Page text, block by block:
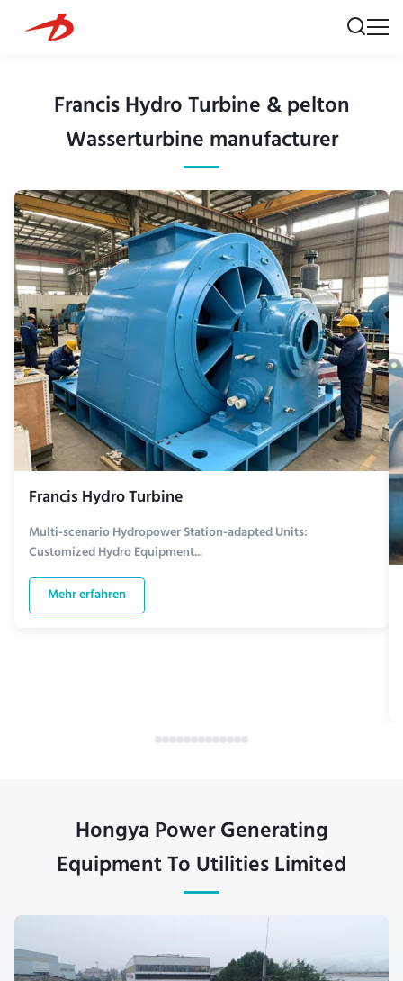
Francis Hydro Turbine & pelton
Wasserturbine manufacturer
Francis Hydro Turbine
Multi-scenario Hydropower Station-adapted Units:
Customized Hydro Equipment...
Mehr erfahren
Hongya Power Generating
Equipment To Utilities Limited